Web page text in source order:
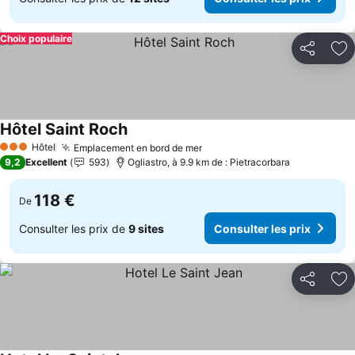
Partager
Choix populaire
3 ÉtoilesHôtel Emplacement en bord de merConsulter les prix
Hôtel Saint RochConsulter les prix
9,2 Excellent 593 Ogliastro, à 9.9 km de : Pietracorbara
De 118 €
Consulter les prix de 9 sites Consulter les prix
Partager